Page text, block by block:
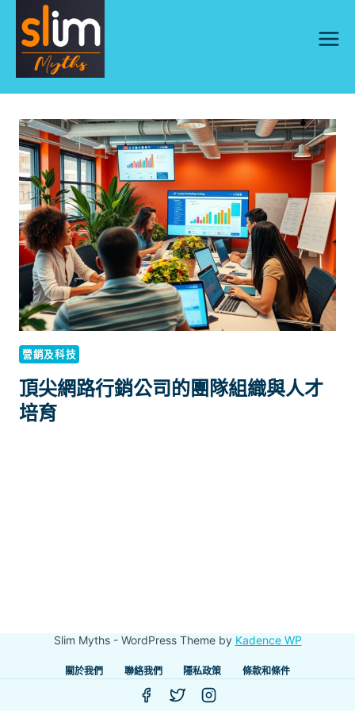
content
營銷及科技
頂尖網路行銷公司的團隊組織與人才
培育
Slim Myths - WordPress Theme by Kadence WP
關於我們 聯絡我們 隱私政策 條款和條件